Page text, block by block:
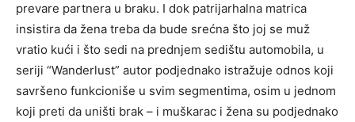
prevare partnera u braku. I dok patrijarhalna matrica
insistira da žena treba da bude srećna što joj se muž
vratio kući i što sedi na prednjem sedištu automobila, u
seriji “Wanderlust” autor podjednako istražuje odnos koji
savršeno funkcioniše u svim segmentima, osim u jednom
koji preti da uništi brak – i muškarac i žena su podjednako